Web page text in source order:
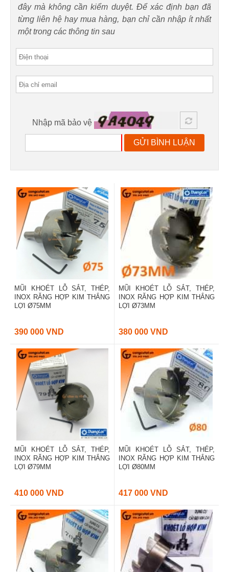
đây mà không cần kiểm duyệt. Để xác định bạn đã
từng liên hệ hay mua hàng, bạn chỉ cần nhập ít nhất
một trong các thông tin sau
Nhập mã bảo vệ
GỬI BÌNH LUẬN
MŨI KHOÉT LỖ SẮT, THÉP,
INOX RĂNG HỢP KIM THẮNG
LỢI Ø75MM
390 000 VND
MŨI KHOÉT LỖ SẮT, THÉP,
INOX RĂNG HỢP KIM THẮNG
LỢI Ø73MM
380 000 VND
MŨI KHOÉT LỖ SẮT, THÉP,
INOX RĂNG HỢP KIM THẮNG
LỢI Ø79MM
410 000 VND
MŨI KHOÉT LỖ SẮT, THÉP,
INOX RĂNG HỢP KIM THẮNG
LỢI Ø80MM
417 000 VND